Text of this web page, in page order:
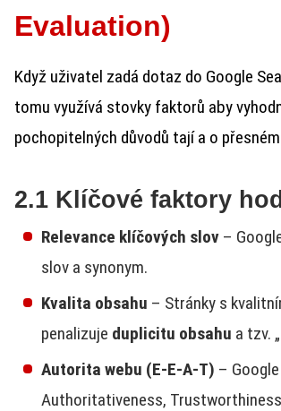
Evaluation)
Když uživatel zadá dotaz do Google
tomu využívá stovky faktorů aby
pochopitelných důvodů tají a o
2.1 Klíčové faktory
Relevance klíčových slov –
slov a synonym.
Kvalita obsahu – Stránky s
penalizuje duplicitu obsahu a tzv.
Autorita webu (E-E-A-T) –
Authoritativeness,